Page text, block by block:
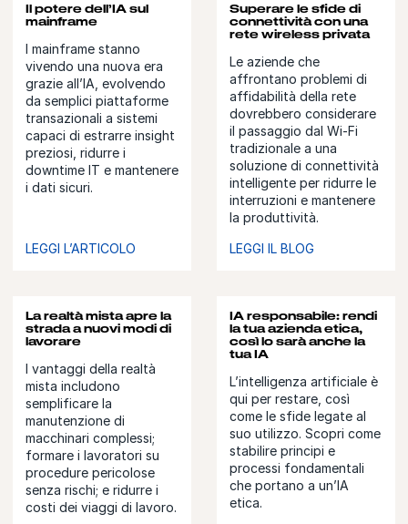
Il potere dell’IA sul
mainframe
I mainframe stanno
vivendo una nuova era
grazie all’IA, evolvendo
da semplici piattaforme
transazionali a sistemi
capaci di estrarre insight
preziosi, ridurre i
downtime IT e mantenere
i dati sicuri.
LEGGI L’ARTICOLO
Superare le sfide di
connettività con una
rete wireless privata
Le aziende che
affrontano problemi di
affidabilità della rete
dovrebbero considerare
il passaggio dal Wi-Fi
tradizionale a una
soluzione di connettività
intelligente per ridurre le
interruzioni e mantenere
la produttività.
LEGGI IL BLOG
La realtà mista apre la
strada a nuovi modi di
lavorare
I vantaggi della realtà
mista includono
semplificare la
manutenzione di
macchinari complessi;
formare i lavoratori su
procedure pericolose
senza rischi; e ridurre i
costi dei viaggi di lavoro.
IA responsabile: rendi
la tua azienda etica,
così lo sarà anche la
tua IA
L’intelligenza artificiale è
qui per restare, così
come le sfide legate al
suo utilizzo. Scopri come
stabilire principi e
processi fondamentali
che portano a un’IA
etica.